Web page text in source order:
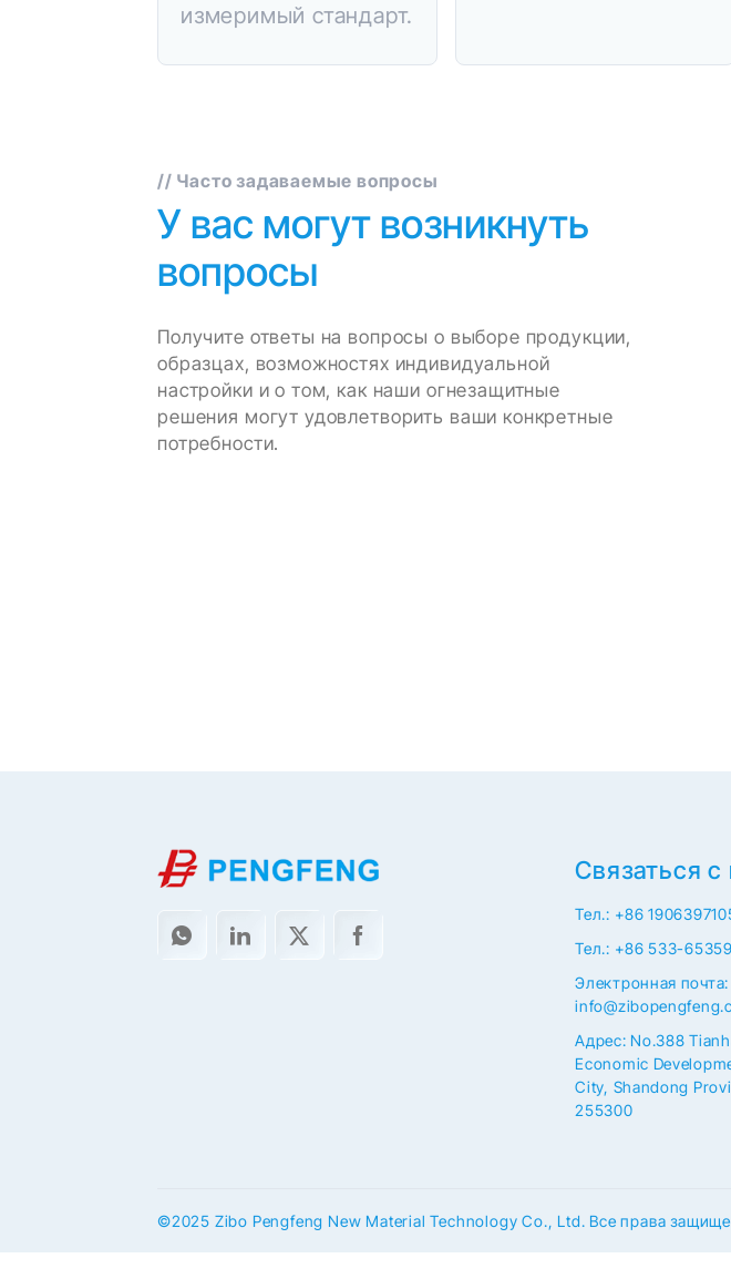
измеримый стандарт.
// Часто задаваемые вопросы
У вас могут возникнуть
вопросы
Получите ответы на вопросы о выборе продукции,
образцах, возможностях индивидуальной
настройки и о том, как наши огнезащитные
решения могут удовлетворить ваши конкретные
потребности.
Связаться с
Тел.: +86
Тел.: +86 533-
Электронная почта:
Адрес: No.388
Economic
City, Shandong
255300
©2025 Zibo Pengfeng New Material Technology Co., Ltd. Все права